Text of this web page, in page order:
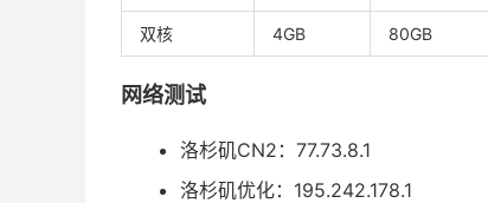
双核 4GB 80GB
网络测试
洛杉矶CN2：77.73.8.1
洛杉矶优化：195.242.178.1